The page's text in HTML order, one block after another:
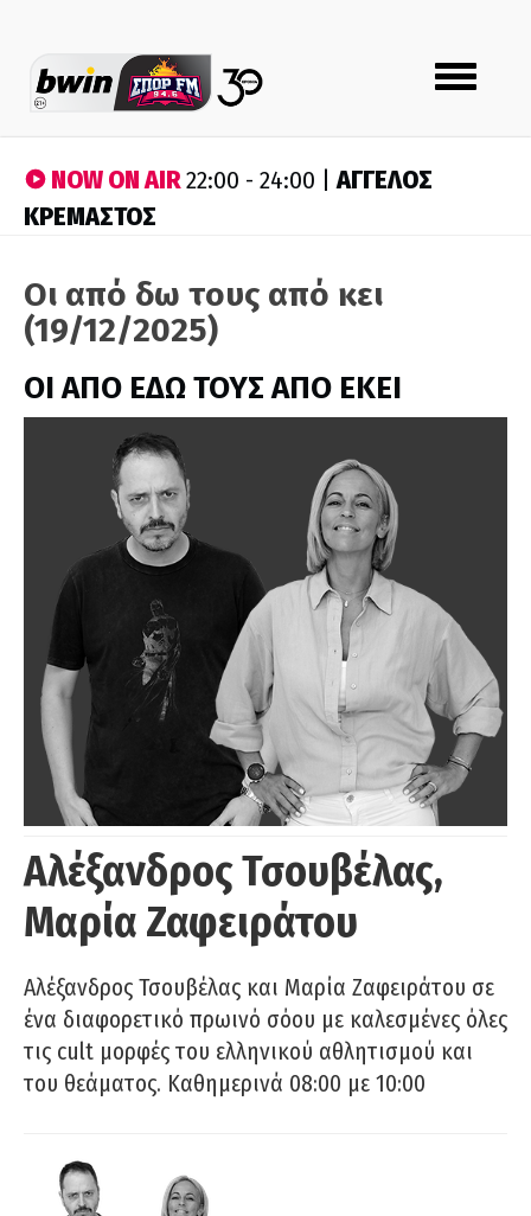
Toggle
navigation
NOW ON AIR22:00 - 24:00 |ΑΓΓΕΛΟΣ
ΚΡΕΜΑΣΤΟΣ
Οι από δω τους από κει
(19/12/2025)
ΟΙ ΑΠΟ ΕΔΩ ΤΟΥΣ ΑΠΟ ΕΚΕΙ
Αλέξανδρος Τσουβέλας,
Μαρία Ζαφειράτου
Αλέξανδρος Τσουβέλας και Μαρία Ζαφειράτου σε
ένα διαφορετικό πρωινό σόου με καλεσμένες όλες
τις cult μορφές του ελληνικού αθλητισμού και
του θεάματος. Καθημερινά 08:00 με 10:00